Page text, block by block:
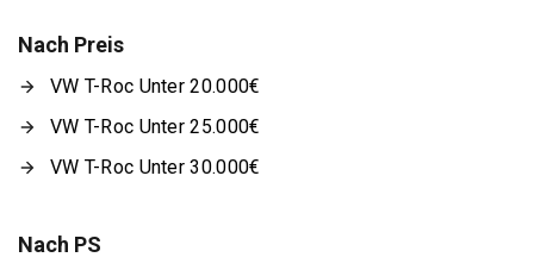
Nach Preis
VW T-Roc Unter 20.000€
VW T-Roc Unter 25.000€
VW T-Roc Unter 30.000€
Nach PS